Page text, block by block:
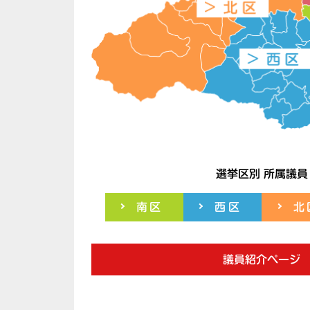
選挙区別 所属議員
南区 西区 北
議員紹介ページ